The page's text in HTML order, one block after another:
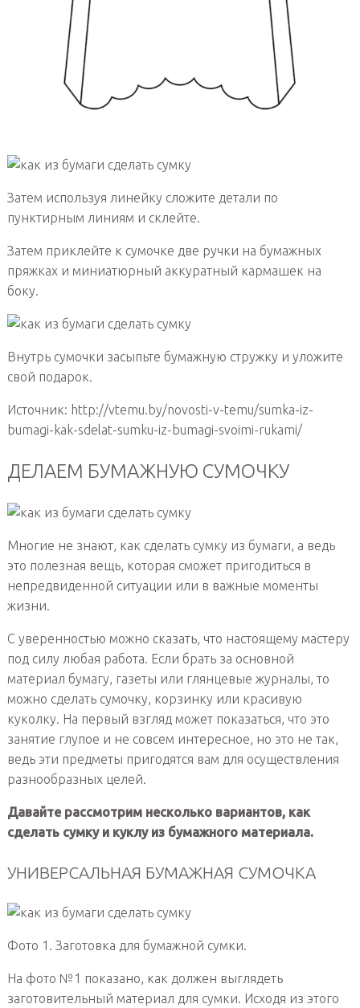
Затем используя линейку сложите детали по
пунктирным линиям и склейте.
Затем приклейте к сумочке две ручки на бумажных
пряжках и миниатюрный аккуратный кармашек на
боку.
Внутрь сумочки засыпьте бумажную стружку и уложите
свой подарок.
Источник: http://vtemu.by/novosti-v-temu/sumka-iz-
bumagi-kak-sdelat-sumku-iz-bumagi-svoimi-rukami/
ДЕЛАЕМ БУМАЖНУЮ СУМОЧКУ
Многие не знают, как сделать сумку из бумаги, а ведь
это полезная вещь, которая сможет пригодиться в
непредвиденной ситуации или в важные моменты
жизни.
С уверенностью можно сказать, что настоящему мастеру
под силу любая работа. Если брать за основной
материал бумагу, газеты или глянцевые журналы, то
можно сделать сумочку, корзинку или красивую
куколку. На первый взгляд может показаться, что это
занятие глупое и не совсем интересное, но это не так,
ведь эти предметы пригодятся вам для осуществления
разнообразных целей.
Давайте рассмотрим несколько вариантов, как
сделать сумку и куклу из бумажного материала.
УНИВЕРСАЛЬНАЯ БУМАЖНАЯ СУМОЧКА
Фото 1. Заготовка для бумажной сумки.
На фото №1 показано, как должен выглядеть
заготовительный материал для сумки. Исходя из этого